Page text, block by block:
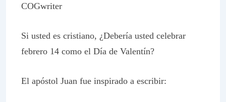
COGwriter
Si usted es cristiano, ¿Debería usted celebrar
febrero 14 como el Día de Valentín?
El apóstol Juan fue inspirado a escribir: